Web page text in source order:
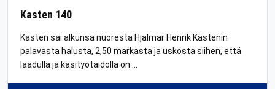
Kasten 140
Kasten sai alkunsa nuoresta Hjalmar Henrik Kastenin
palavasta halusta, 2,50 markasta ja uskosta siihen, että
laadulla ja käsityötaidolla on …